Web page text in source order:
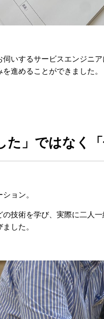
いするサービスエンジニ
進めることができました。
」ではなく「
ョン。
技術を学び、実際に二人
した。